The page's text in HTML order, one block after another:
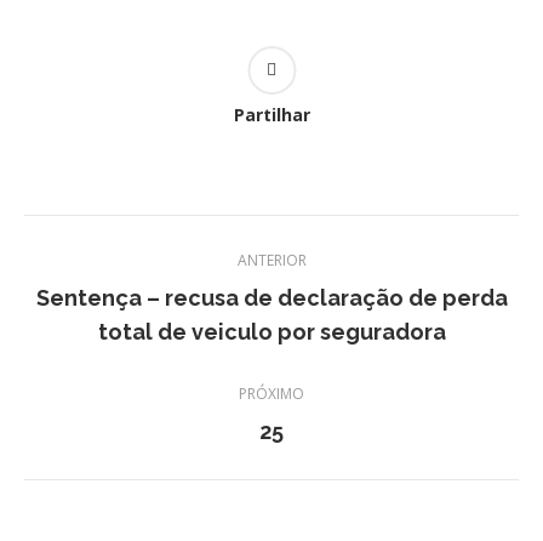
Partilhar
post:
ANTERIOR
Post
anterior:
Sentença – recusa de declaração de perda
total de veiculo por seguradora
PRÓXIMO
Próximo
25